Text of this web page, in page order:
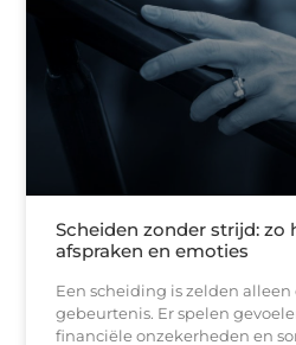
Scheiden zonder strijd: zo
afspraken en emoties
Een scheiding is zelden
gebeurtenis. Er spelen
financiële onzekerheden en